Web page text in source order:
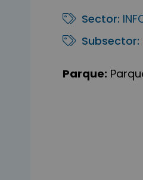
Sector:
Subsector:
Parque: